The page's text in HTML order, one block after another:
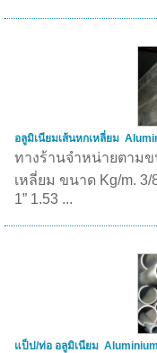
อลูมิเนียมเส้นหกเหลี่ยม
ทางร้านจำหน่ายตามข
เหลี่ยม ขนาด Kg/m. 3/
1” 1.53 ...
แป็ป/ท่อ อลูมิเนียม